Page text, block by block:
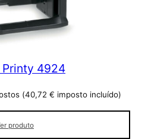
Printy 4924
(40,72 € imposto incluído)
produto